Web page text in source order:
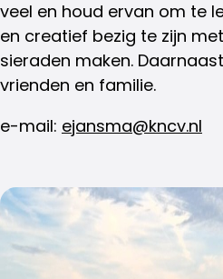
veel en houd ervan om te
en creatief bezig te zijn
sieraden maken.
vrienden en familie.
e-mail: ejansma@kncv.nl